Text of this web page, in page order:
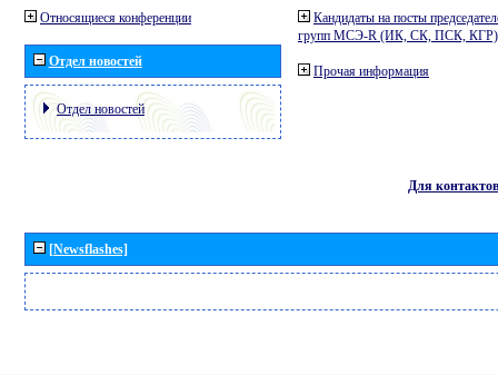
Относящиеся конференции
Отдел новостей
Отдел новостей
Кандидаты на посты
групп МСЭ-R (ИК, СК, ПСК, КГР)
Прочая информация
Для контактов
[Newsflashes]